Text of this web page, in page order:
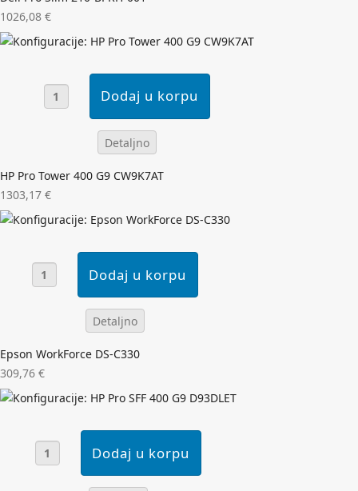
1026,08 €
Detaljno
HP Pro Tower 400 G9 CW9K7AT
1303,17 €
Detaljno
Epson WorkForce DS-C330
309,76 €